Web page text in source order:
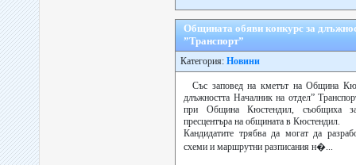
Общината обяви конкурс за
”Транспорт”
Категория: Новини
Със заповед на кметът на Община
длъжността Началник на отдел”
при Община Кюстендил, съобщиха
пресцентъра на общината в Кюстендил.
Кандидатите трябва да могат да
схеми и маршрутни разписания н�...